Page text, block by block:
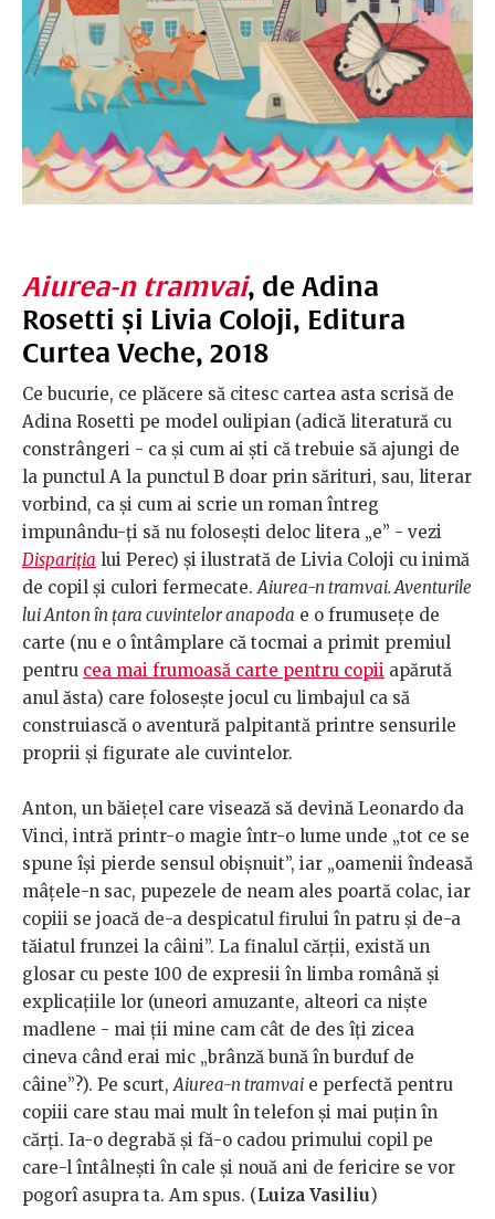
Aiurea-n tramvai, de Adina
Rosetti și Livia Coloji, Editura
Curtea Veche, 2018
Ce bucurie, ce plăcere să citesc cartea asta scrisă de
Adina Rosetti pe model oulipian (adică literatură cu
constrângeri - ca și cum ai ști că trebuie să ajungi de
la punctul A la punctul B doar prin sărituri, sau, literar
vorbind, ca și cum ai scrie un roman întreg
impunându-ți să nu folosești deloc litera „e” - vezi
Dispariția lui Perec) și ilustrată de Livia Coloji cu inimă
de copil și culori fermecate. Aiurea-n tramvai. Aventurile
lui Anton în țara cuvintelor anapoda e o frumusețe de
carte (nu e o întâmplare că tocmai a primit premiul
pentru cea mai frumoasă carte pentru copii apărută
anul ăsta) care folosește jocul cu limbajul ca să
construiască o aventură palpitantă printre sensurile
proprii și figurate ale cuvintelor.
Anton, un băiețel care visează să devină Leonardo da
Vinci, intră printr-o magie într-o lume unde „tot ce se
spune își pierde sensul obișnuit”, iar „oamenii îndeasă
mâțele-n sac, pupezele de neam ales poartă colac, iar
copiii se joacă de-a despicatul firului în patru și de-a
tăiatul frunzei la câini”. La finalul cărții, există un
glosar cu peste 100 de expresii în limba română și
explicațiile lor (uneori amuzante, alteori ca niște
madlene - mai ții mine cam cât de des îți zicea
cineva când erai mic „brânză bună în burduf de
câine”?). Pe scurt, Aiurea-n tramvai e perfectă pentru
copiii care stau mai mult în telefon și mai puțin în
cărți. Ia-o degrabă și fă-o cadou primului copil pe
care-l întâlnești în cale și nouă ani de fericire se vor
pogorî asupra ta. Am spus. (Luiza Vasiliu)